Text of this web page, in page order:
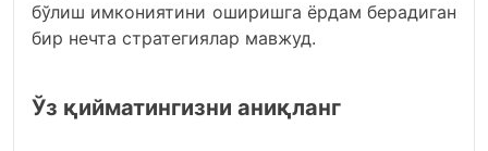
бўлиш имкониятини оширишга ёрдам берадиган
бир нечта стратегиялар мавжуд.
Ўз қийматингизни аниқланг